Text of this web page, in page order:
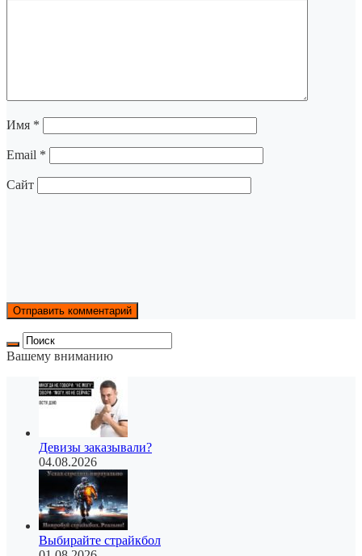
Имя *
Email *
Сайт
Вашему вниманию
Девизы заказывали?
04.08.2026
Выбирайте страйкбол